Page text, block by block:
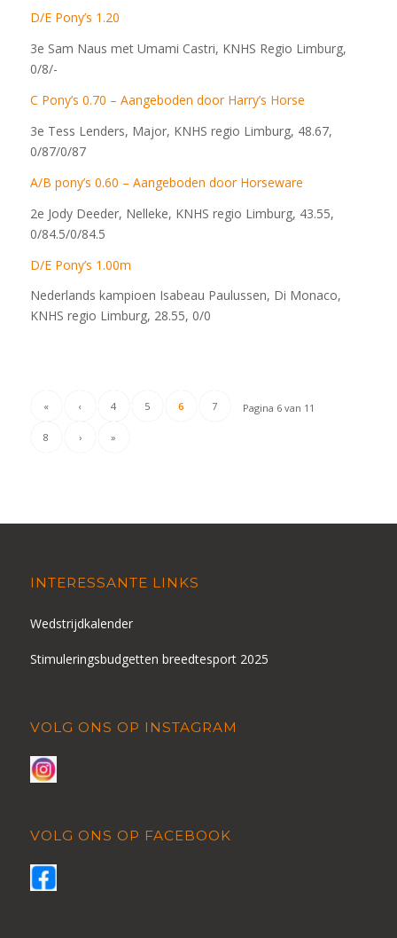
D/E Pony’s 1.20
3e Sam Naus met Umami Castri, KNHS Regio Limburg,
0/8/-
C Pony’s 0.70 – Aangeboden door Harry’s Horse
3e Tess Lenders, Major, KNHS regio Limburg, 48.67,
0/87/0/87
A/B pony’s 0.60 – Aangeboden door Horseware
2e Jody Deeder, Nelleke, KNHS regio Limburg, 43.55,
0/84.5/0/84.5
D/E Pony’s 1.00m
Nederlands kampioen Isabeau Paulussen, Di Monaco,
KNHS regio Limburg, 28.55, 0/0
Pagina 6 van 11
« ‹ 4 5 6 7
8 › »
INTERESSANTE LINKS
Wedstrijdkalender
Stimuleringsbudgetten breedtesport 2025
VOLG ONS OP INSTAGRAM
VOLG ONS OP FACEBOOK